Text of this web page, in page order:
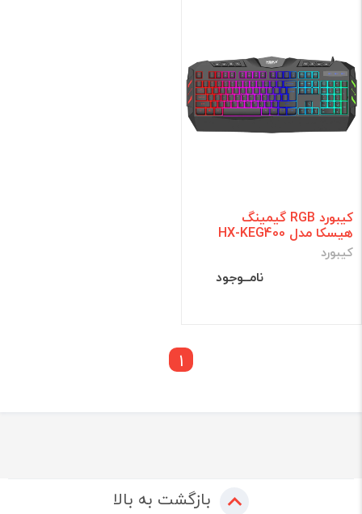
کیبورد RGB گیمینگ
هیسکا مدل HX-KEG400
کیبورد
نامــوجود
1
بازگشت به بالا